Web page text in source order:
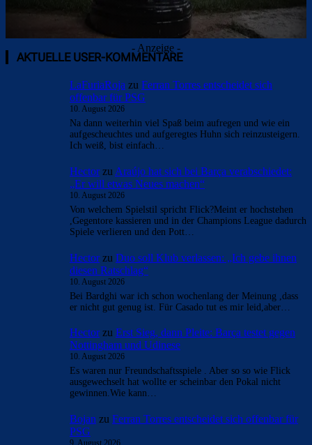
- Anzeige -
AKTUELLE USER-KOMMENTARE
LaFuriaRoja zu Ferran Torres entscheidet sich
offenbar für PSG
10. August 2026
Na dann weiterhin viel Spaß beim aufregen und wie ein
aufgescheuchtes und aufgeregtes Huhn sich reinzusteigern.
Ich weiß, bist einfach…
Hectorzu Araújo hat sich bei Barça verabschiedet:
„Er will etwas Neues machen“
10. August 2026
Von welchem Spielstil spricht Flick?Meint er hochstehen
,Gegentore kassieren und in der Champions League dadurch
Spiele verlieren und den Pott…
Hectorzu Duo soll Klub verlassen: „Ich gebe ihnen
diesen Ratschlag“
10. August 2026
Bei Bardghi war ich schon wochenlang der Meinung ,dass
er nicht gut genug ist. Für Casado tut es mir leid,aber…
Hectorzu Erst Sieg, dann Pleite: Barça testet gegen
Nottingham und Udinese
10. August 2026
Es waren nur Freundschaftsspiele . Aber so so wie Flick
ausgewechselt hat wollte er scheinbar den Pokal nicht
gewinnen.Wie kann…
Bojan zu Ferran Torres entscheidet sich offenbar für
PSG
9. August 2026